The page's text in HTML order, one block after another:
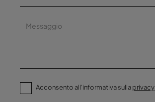
Acconsento all'informativa sullaprivacy